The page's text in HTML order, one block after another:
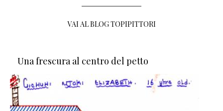
VAI AL BLOG TOPIPITTORI
Una frescura al centro del petto